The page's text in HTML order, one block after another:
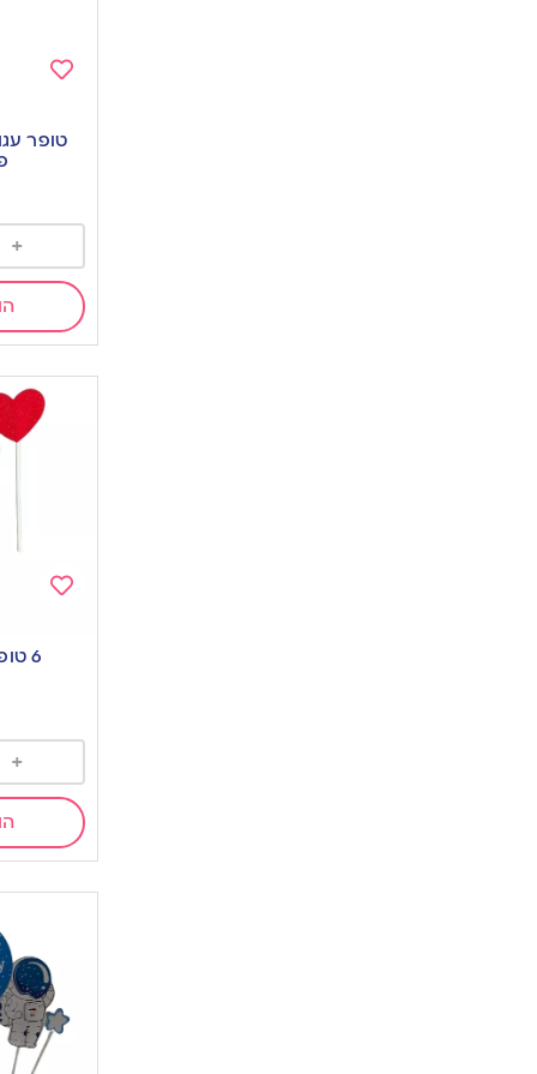
+
6 טופרים לב אדום
+